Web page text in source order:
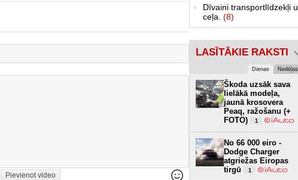
Pievienot video
Dīvaini transportlīdzekļi
ceļa. (8)
LASĪTĀKIE RAKSTI
Dienas Nedēļas
Škoda uzsāk sava
lielākā modeļa,
jaunā krosovera
Peaq, ražošanu (+
FOTO)
1
No 66 000 eiro -
Dodge Charger
atgriežas Eiropas
tirgū
1